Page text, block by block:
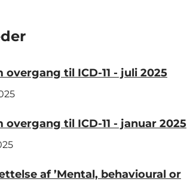
overgang til ICD-11 - juli 2025
overgang til ICD-11 - januar 2025
af ’Mental, behavioural or